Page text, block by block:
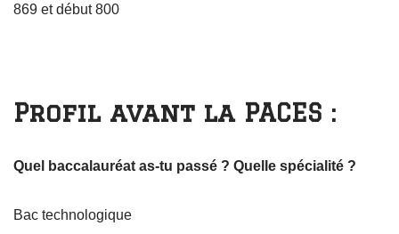
869 et début 800
Profil avant la PACES :
Quel baccalauréat as-tu passé ? Quelle spécialité ?
Bac technologique